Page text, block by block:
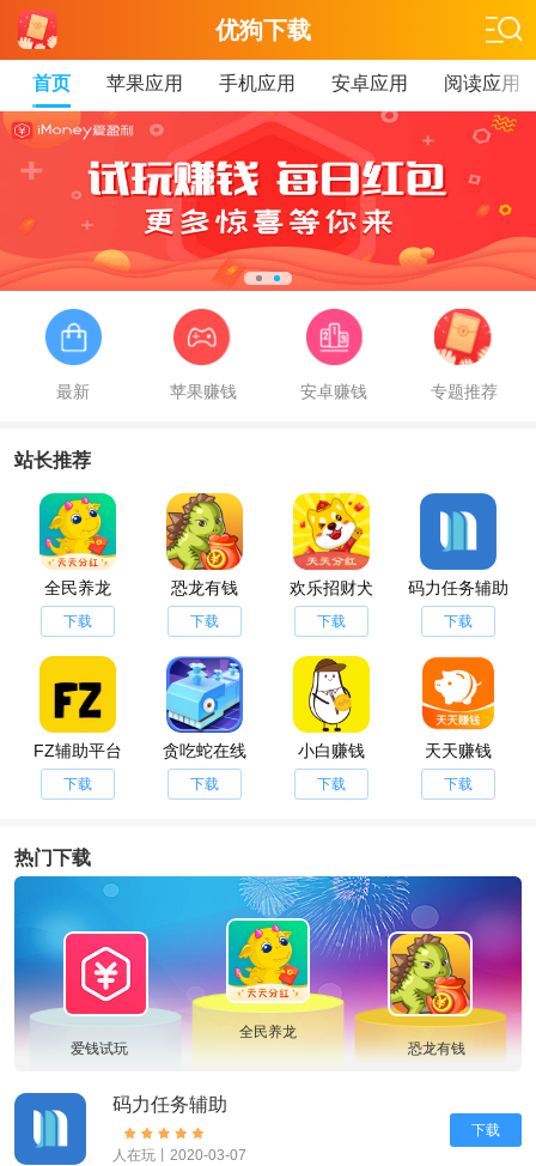
优狗下载
首页 苹果应用 手机应用 安卓应用 阅读应用
最新 苹果赚钱 安卓赚钱 专题推荐
站长推荐
全民养龙
下载
恐龙有钱
下载
欢乐招财犬
下载
码力任务辅助
下载
FZ辅助平台
下载
贪吃蛇在线
下载
小白赚钱
下载
天天赚钱
下载
热门下载
爱钱试玩
全民养龙
恐龙有钱
下载
码力任务辅助
人在玩丨2020-03-07